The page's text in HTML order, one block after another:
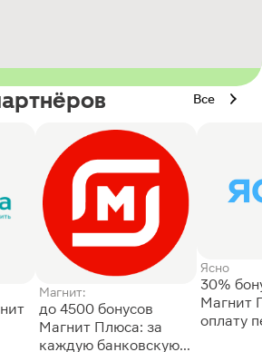
Все
Магнит:
до 4500 бонусов
Магнит Плюса: за
каждую банковскую
Ясно
30%
Магнит
оплату